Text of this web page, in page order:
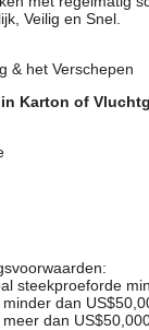
Veilig en Snel.
& het Verschepen
Karton of
steekproeforde
dan
dan